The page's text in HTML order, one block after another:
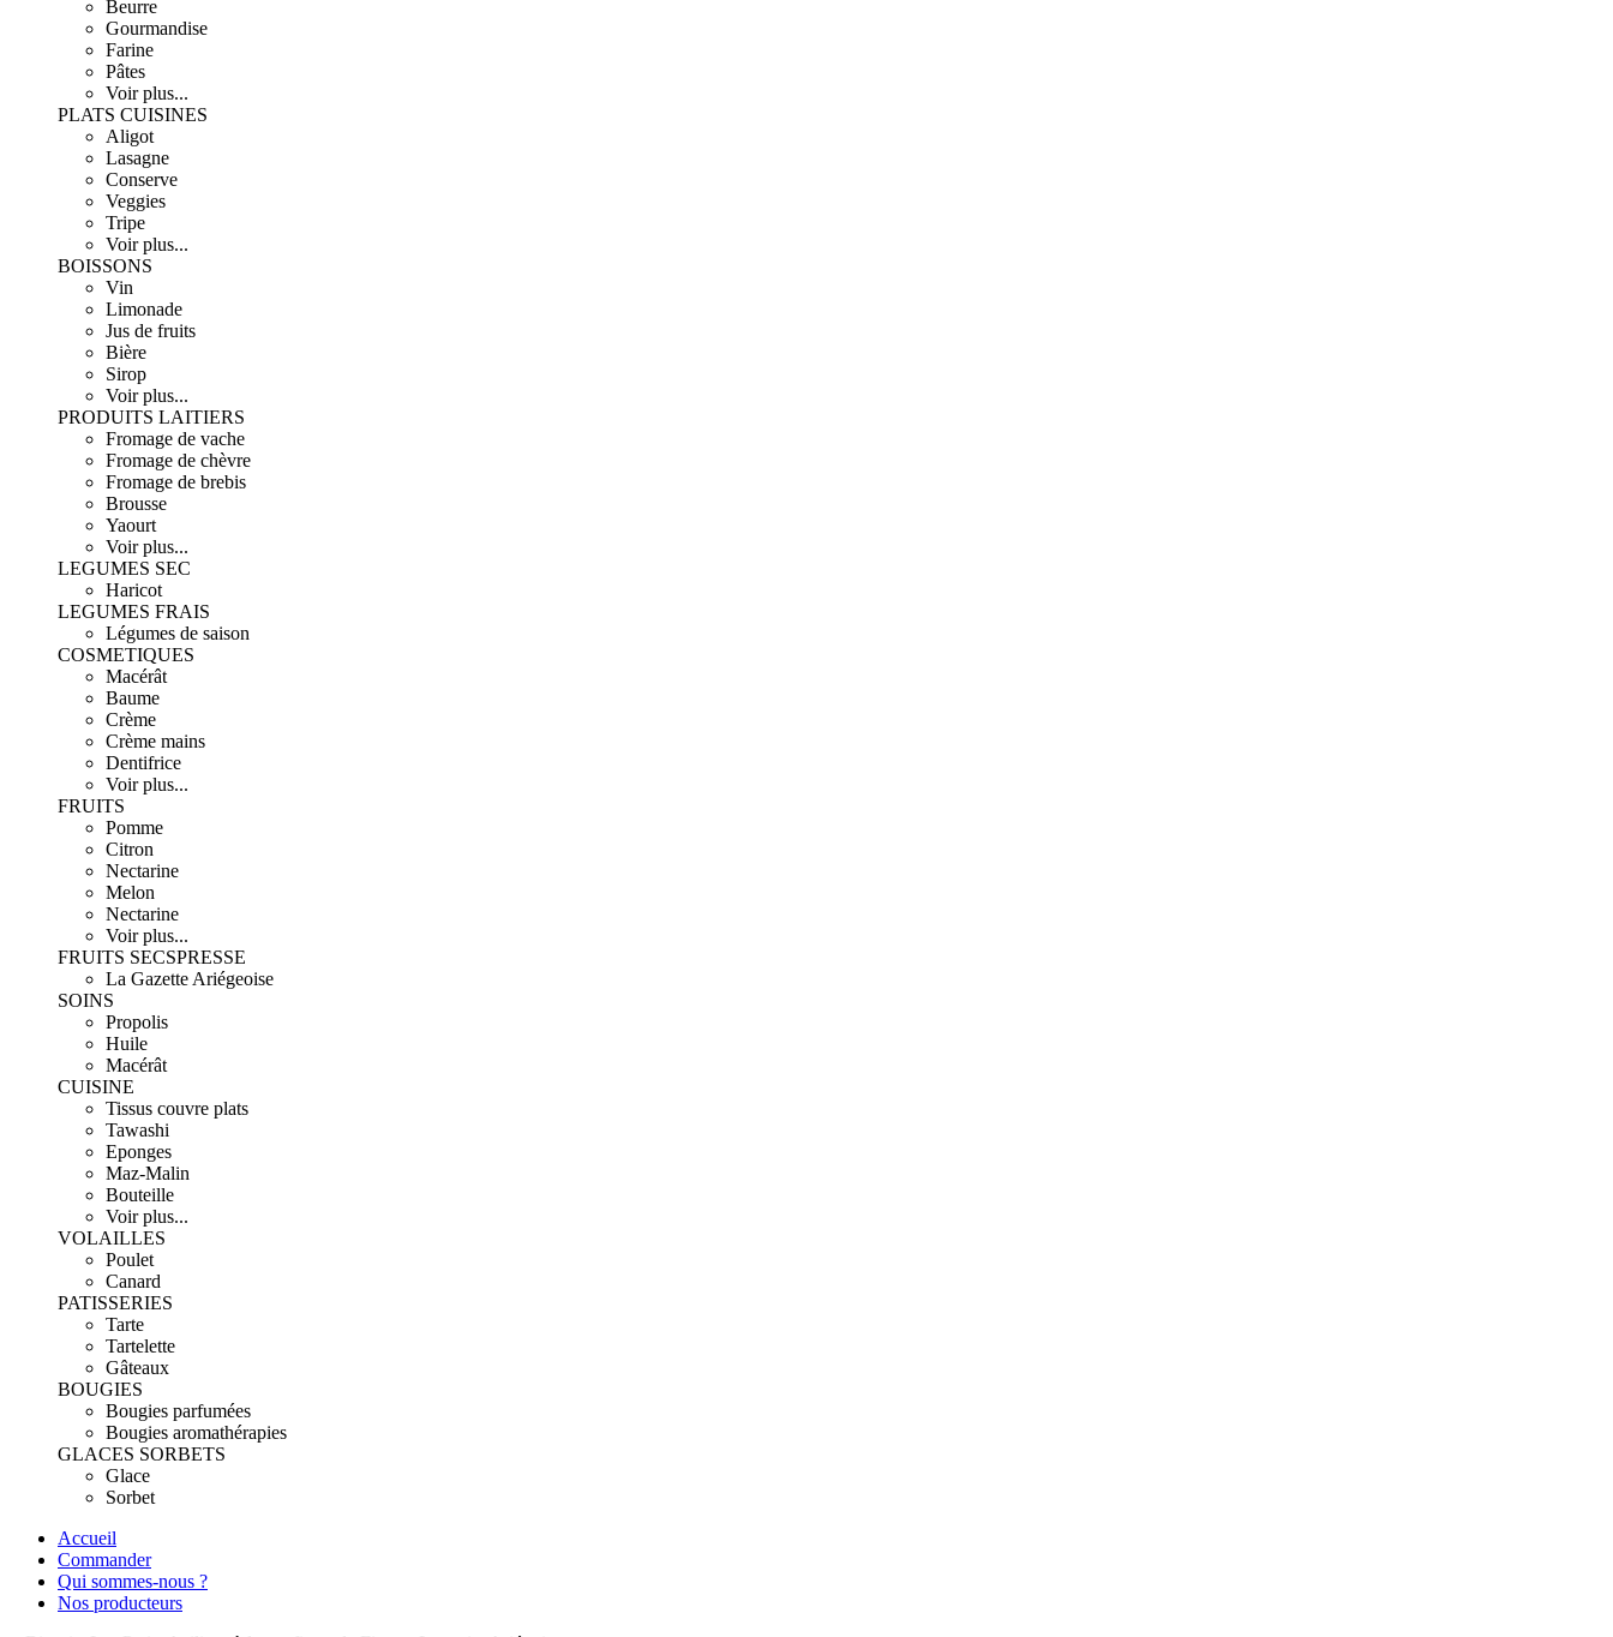
Beurre
Gourmandise
Farine
Pâtes
Voir plus...
PLATS CUISINES
Aligot
Lasagne
Conserve
Veggies
Tripe
Voir plus...
BOISSONS
Vin
Limonade
Jus de fruits
Bière
Sirop
Voir plus...
PRODUITS LAITIERS
Fromage de vache
Fromage de chèvre
Fromage de brebis
Brousse
Yaourt
Voir plus...
LEGUMES SEC
Haricot
LEGUMES FRAIS
Légumes de saison
COSMETIQUES
Macérât
Baume
Crème
Crème mains
Dentifrice
Voir plus...
FRUITS
Pomme
Citron
Nectarine
Melon
Nectarine
Voir plus...
FRUITS SECSPRESSE
La Gazette Ariégeoise
SOINS
Propolis
Huile
Macérât
CUISINE
Tissus couvre plats
Tawashi
Eponges
Maz-Malin
Bouteille
Voir plus...
VOLAILLES
Poulet
Canard
PATISSERIES
Tarte
Tartelette
Gâteaux
BOUGIES
Bougies parfumées
Bougies aromathérapies
GLACES SORBETS
Glace
Sorbet
Accueil
Commander
Qui sommes-nous ?
Nos producteurs